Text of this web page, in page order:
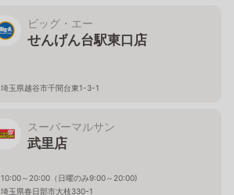
ビッグ・エー
せんげん台駅東口店
埼玉県越谷市千間台東1-3-1
スーパーマルサン
武里店
10:00～20:00（日曜のみ9:00～20:00)
埼玉県春日部市大枝330-1